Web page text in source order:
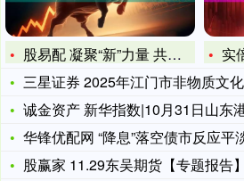
股易配 凝聚“新”力量 共绘新篇章 余杭区新联会闲林分会举办
实倍网
三星证券 2025年江门市非物质文化遗
诚金资产 新华指数|10月31日山东港
华锋优配网 “降息”落空债市反应平淡
股赢家 11.29东吴期货【专题报告